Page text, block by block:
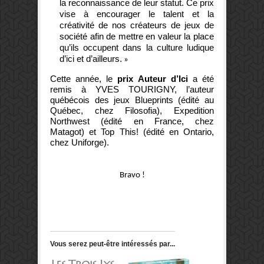
la reconnaissance de leur statut. Ce prix
vise à encourager le talent et la
créativité de nos créateurs de jeux de
société afin de mettre en valeur la place
qu’ils occupent dans la culture ludique
d’ici et d’ailleurs. »
Cette année, le prix Auteur d’Icia été
remis à
YVES TOURIGNY, l’auteur
québécois des jeux Blueprints (édité au
Québec, chez Filosofia), Expedition
Northwest (édité en France, chez
Matagot) et Top This! (édité en Ontario,
chez Uniforge).
Bravo !
Vous serez peut-être intéressés par...